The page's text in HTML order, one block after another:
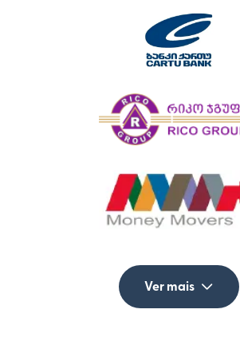
Ver mais